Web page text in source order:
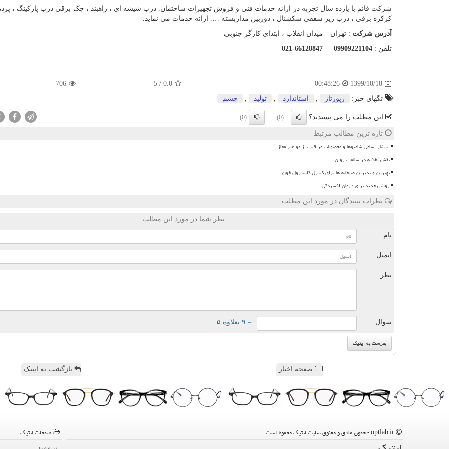
شرکت قائم با یازده سال تجربه در ارائه خدمات فنی و فروش تجهیزات ساختمان. درب شیشه ای ، راهبند ، جک برقی درب پارکینگ ،
کرکره برقی ، درب زیر سقفی سکشنال ، دوربین مداربسته …. ارائه خدمات می نماید.
آدرس شرکت : تهران – میدان انقلاب ، ابتدای کارگر جنوبی
تلفن : 09909221104
—
66128847-021
1399/10/18
00:48:26
0.0
/
5
706
تگهای خبر: رپورتاژ , استاندارد , تولید , چشم
این مطلب را می پسندید؟ (0)
(0)
تازه ترین مطالب مرتبط
انتشار اسامی شامپوها و محصولات مراقبت از مو غیر مجاز
نقش تغذیه در سلامت روان
بهترین و بدترین صبحانه ها برای کنترل کلسترول خون
روشی جدید برای درمان افسردگی
نظرات بینندگان در مورد این مطلب
نظر شما در مورد این مطلب
نام:
ایمیل:
نظر:
سوال: = ۹ بعلاوه ۵
صفحه اخبار بازگشت به اپتیک
صفحات اپتیك